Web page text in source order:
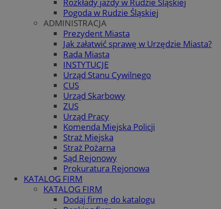
Pogoda w Rudzie Śląskiej
ADMINISTRACJA
Prezydent Miasta
Jak załatwić sprawę w Urzędzie Miasta?
Rada Miasta
INSTYTUCJE
Urząd Stanu Cywilnego
CUS
Urząd Skarbowy
ZUS
Urząd Pracy
Komenda Miejska Policji
Straż Miejska
Straż Pożarna
Sąd Rejonowy
Prokuratura Rejonowa
KATALOG FIRM
KATALOG FIRM
Dodaj firmę do katalogu